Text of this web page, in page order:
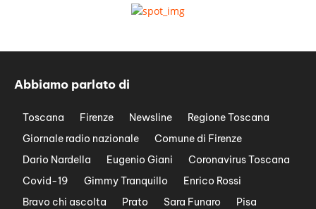
Abbiamo parlato di
Toscana Firenze Newsline
Regione Toscana
Giornale radio nazionale
Comune di Firenze
Dario Nardella
Eugenio Giani
Coronavirus Toscana
Covid-19
Gimmy Tranquillo
Enrico Rossi
Bravo chi ascolta
Prato Sara Funaro
Pisa